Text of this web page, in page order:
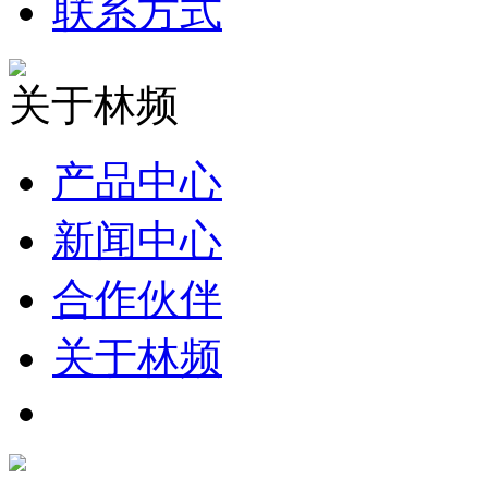
联系方式
关于林频
产品中心
新闻中心
合作伙伴
关于林频